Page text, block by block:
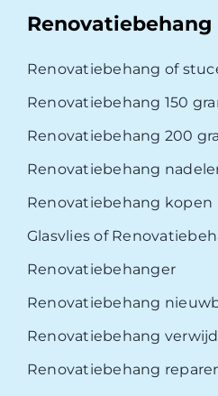
Renovatiebehang
Renovatiebehang of
Renovatiebehang 150
Renovatiebehang 200
Renovatiebehang
Renovatiebehang kopen
Glasvlies of
Renovatiebehanger
Renovatiebehang
Renovatiebehang
Renovatiebehang